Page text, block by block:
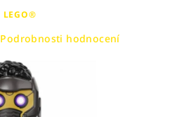
LEGO®
Podrobnosti hodnocení